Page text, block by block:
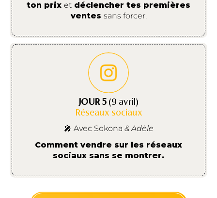
ton prix et déclencher tes premières
ventes sans forcer.
JOUR 5 (9 avril)
Réseaux sociaux
🎤 Avec Sokona & Adèle
Comment vendre sur les réseaux
sociaux sans se montrer.